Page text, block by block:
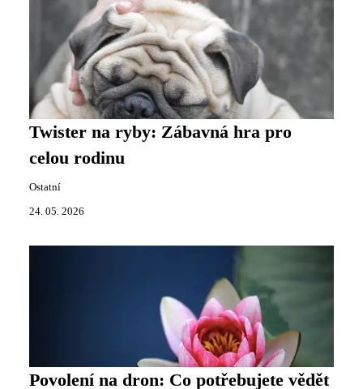
Twister na ryby: Zábavná hra pro
celou rodinu
Ostatní
24. 05. 2026
Povolení na dron: Co potřebujete vědět